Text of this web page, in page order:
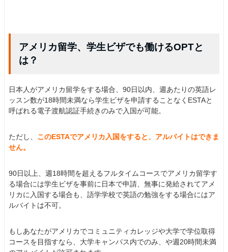
アメリカ留学、学生ビザでも働けるOPTと
は？
日本人がアメリカ留学をする場合、90日以内、週あたりの英語レ
ッスン数が18時間未満なら学生ビザを申請することなくESTAと
呼ばれる電子渡航認証手続きのみで入国が可能。
ただし、 このESTAでアメリカ入国をすると、アルバイトはできま
せん。
90日以上、週18時間を超えるフルタイムコースでアメリカ留学す
る場合には学生ビザを事前に日本で申請、無事に発給されてアメ
リカに入国する場合も、語学学校で英語の勉強をする場合にはア
ルバイトは不可。
もしあなたがアメリカでコミュニティカレッジや大学で学位取得
コースを目指すなら、大学キャンパス内でのみ、や週20時間未満